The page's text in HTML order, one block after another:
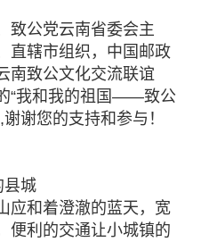
公党云南省委会主
直辖市组织，中国邮政
南致公文化交流联谊
“我和我的祖国——致公
谢您的支持和参与！
城
和着澄澈的蓝天，宽
便利的交通让小城镇的